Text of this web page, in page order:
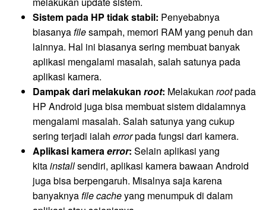
Sistem pada HP tidak stabil: Penyebabnya
biasanyafilesampah, memori RAM yang penuh dan
lainnya. Hal ini biasanya sering membuat banyak
aplikasi mengalami masalah, salah satunya pada
aplikasi kamera.
Dampak dari melakukan root: Melakukan rootpada
HP Android juga bisa membuat sistem didalamnya
mengalami masalah. Salah satunya yang cukup
sering terjadi ialah errorpada fungsi dari kamera.
Aplikasi kameraerror: Selain aplikasi yang
kitainstallsendiri, aplikasi kamera bawaan Android
juga bisa berpengaruh. Misalnya saja karena
banyaknyafile cacheyang menumpuk di dalam